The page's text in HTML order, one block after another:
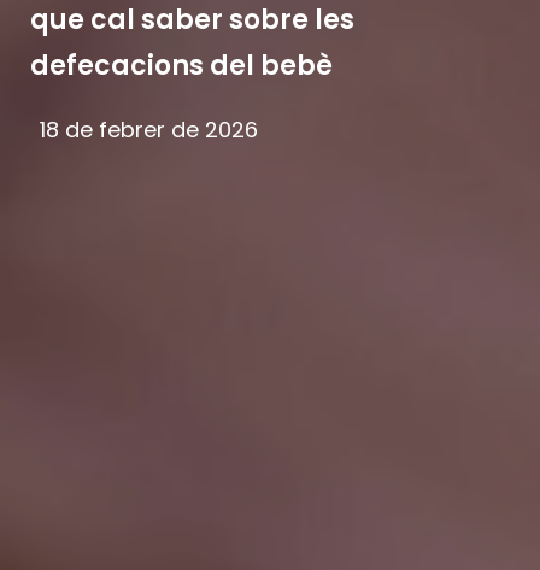
que cal saber sobre les
defecacions del bebè
18 de febrer de 2026